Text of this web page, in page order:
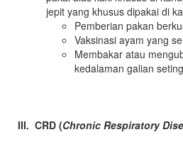
jepit yang khusus dipakai di
Pemberian pakan
Vaksinasi ayam yang
Membakar atau
kedalaman galian
III. CRD (Chronic Respiratory